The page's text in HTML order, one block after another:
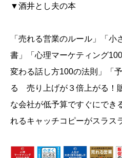
▼酒井とし夫の本
「売れる営業のルール」「
書」「心理マーケティング
変わる話し方100の法則」「
る 売り上げが３倍上がる！
な会社が低予算ですぐにでき
れるキャッチコピーがスラス